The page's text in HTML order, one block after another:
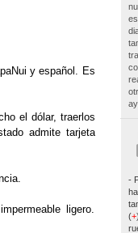
y español. Es
el dólar, traerlos
admite tarjeta
ligero.
-
(+)